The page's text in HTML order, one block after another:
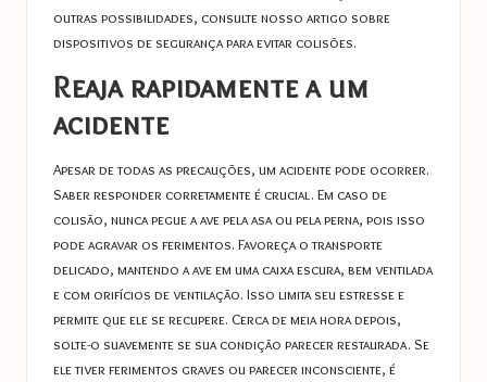
outras possibilidades, consulte nosso artigo sobre
dispositivos de segurança para evitar colisões.
Reaja rapidamente a um
acidente
Apesar de todas as precauções, um acidente pode ocorrer.
Saber responder corretamente é crucial. Em caso de
colisão, nunca pegue a ave pela asa ou pela perna, pois isso
pode agravar os ferimentos. Favoreça o transporte
delicado, mantendo a ave em uma caixa escura, bem ventilada
e com orifícios de ventilação. Isso limita seu estresse e
permite que ele se recupere. Cerca de meia hora depois,
solte-o suavemente se sua condição parecer restaurada. Se
ele tiver ferimentos graves ou parecer inconsciente, é